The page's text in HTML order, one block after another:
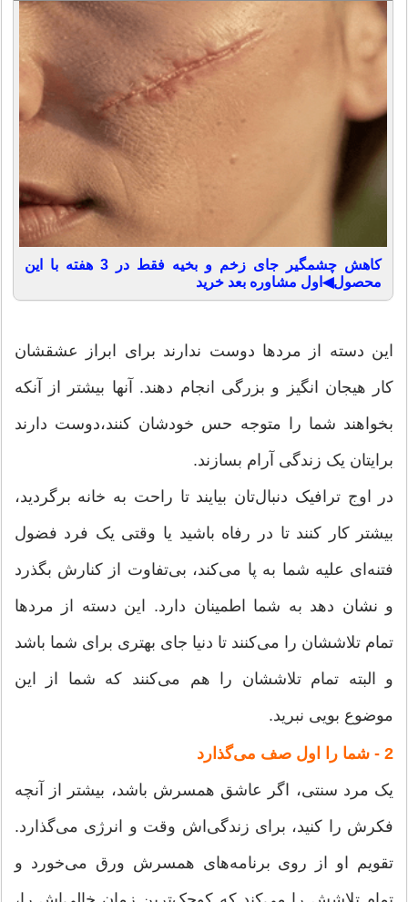
کاهش چشمگیر جای زخم و بخیه فقط در 3 هفته با این
محصول◀اول مشاوره بعد خرید
این دسته از مرد‌ها دوست ندارند برای ابراز عشقشان
کار هیجان انگیز و بزرگی انجام دهند. آنها بیشتر از آنکه
بخواهند شما را متوجه حس خودشان کنند،‌دوست دارند
برایتان یک زندگی آرام بسازند.
در اوج ترافیک دنبال‌تان بیایند تا راحت به خانه برگردید،
بیشتر کار کنند تا در رفاه باشید یا وقتی یک فرد فضول
فتنه‌ای علیه شما به‌ پا می‌کند، بی‌تفاوت از کنارش بگذرد
و نشان دهد به شما اطمینان دارد. این دسته از مرد‌ها
تمام تلاششان را می‌کنند تا دنیا جای بهتری برای شما باشد
و البته تمام تلاششان را هم می‌کنند که شما از این
موضوع بویی نبرید.
2 - شما را اول صف می‌گذارد
یک مرد سنتی، اگر عاشق همسرش باشد، بیشتر از آنچه
فکرش را کنید، برای زندگی‌اش وقت و انرژی می‌گذارد.
تقویم او از روی برنامه‌های همسرش ورق می‌خورد و